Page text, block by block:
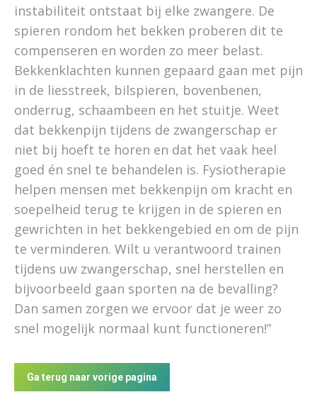
instabiliteit ontstaat bij elke zwangere. De
spieren rondom het bekken proberen dit te
compenseren en worden zo meer belast.
Bekkenklachten kunnen gepaard gaan met pijn
in de liesstreek, bilspieren, bovenbenen,
onderrug, schaambeen en het stuitje. Weet
dat bekkenpijn tijdens de zwangerschap er
niet bij hoeft te horen en dat het vaak heel
goed én snel te behandelen is. Fysiotherapie
helpen mensen met bekkenpijn om kracht en
soepelheid terug te krijgen in de spieren en
gewrichten in het bekkengebied en om de pijn
te verminderen. Wilt u verantwoord trainen
tijdens uw zwangerschap, snel herstellen en
bijvoorbeeld gaan sporten na de bevalling?
Dan samen zorgen we ervoor dat je weer zo
snel mogelijk normaal kunt functioneren!”
Ga terug naar vorige pagina